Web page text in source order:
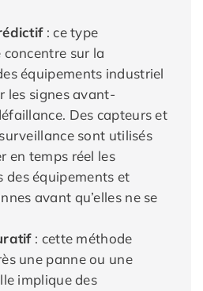
: ce type
concentre sur la
équipements industriel
les signes avant-
Des capteurs et
sont utilisés
en temps réel les
des équipements et
avant qu’elles ne se
: cette méthode
une panne ou une
implique des